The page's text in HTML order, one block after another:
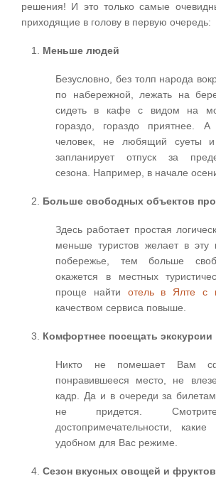
решения! И это только самые
приходящие в голову в первую очередь:
Меньше людей
Безусловно, без толп народа
по набережной, лежать на
сидеть в кафе с видом на
гораздо, гораздо приятнее.
человек, не любящий суеты и
запланирует отпуск за
сезона. Например, в начале
Больше свободных объектов
Здесь работает простая
меньше туристов желает в эту
побережье, тем больше
окажется в местных
проще найти отель в Ялте с
качеством сервиса повыше.
Комфортнее посещать экскурсии
Никто не помешает Вам
понравившееся место, не
кадр. Да и в очереди за
не придется.
достопримечательности,
удобном для Вас режиме.
Сезон вкусных овощей и фруктов